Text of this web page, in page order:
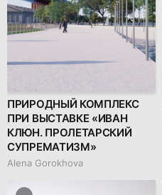
ПРИРОДНЫЙ КОМПЛЕКС
ПРИ ВЫСТАВКЕ «ИВАН
КЛЮН. ПРОЛЕТАРСКИЙ
СУПРЕМАТИЗМ»
Alena Gorokhova